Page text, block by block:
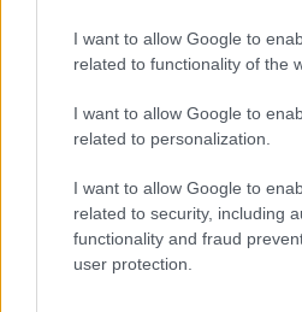
I want to allow Google to
related to functionality of the
I want to allow Google to
related to personalization.
I want to allow Google to
related to security, including
functionality and fraud
user protection.
Ενώπιον της Δικαιοσύνης
κατηγορούμενη για τη
Marfin – Τα στοιχεία που